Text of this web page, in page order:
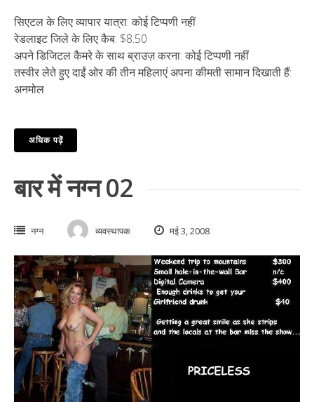
सिएटल के लिए व्यापार यात्रा: कोई टिप्पणी नहीं
रेडलाइट जिले के लिए कैब: $8.50
अपने डिजिटल कैमरे के साथ ब्राउज़ करना: कोई टिप्पणी नहीं
तस्वीर लेते हुए दाईं ओर की तीन महिलाएं अपना कीमती सामान दिखाती हैं:
अनमोल
अधिक पढ़ें
बार में नग्न 02
नग्न व्यवस्थापक मई 3, 2008